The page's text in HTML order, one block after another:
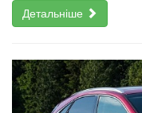
Детальніше